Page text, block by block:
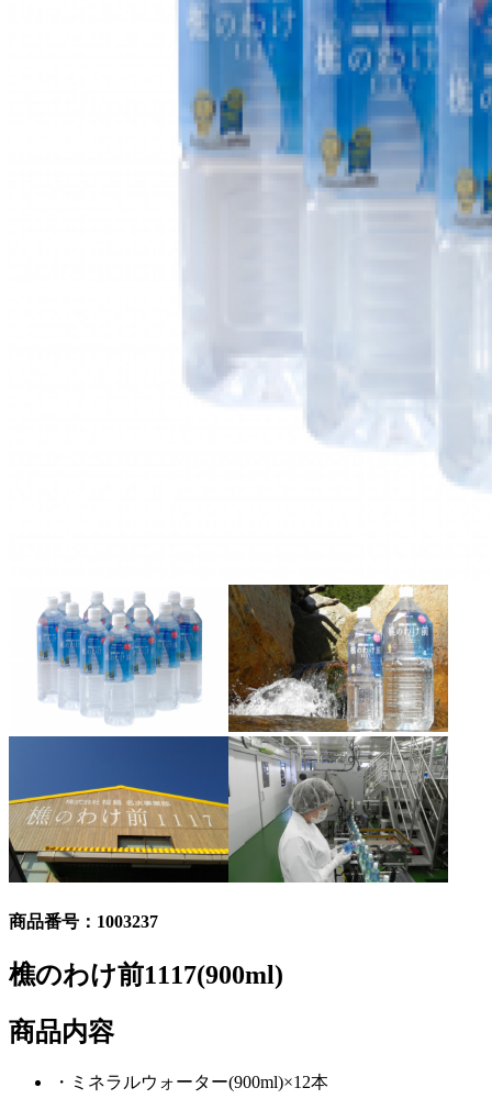
商品番号： 1003237
樵のわけ前1117(900ml)
商品内容
・ミネラルウォーター(900ml)×12本